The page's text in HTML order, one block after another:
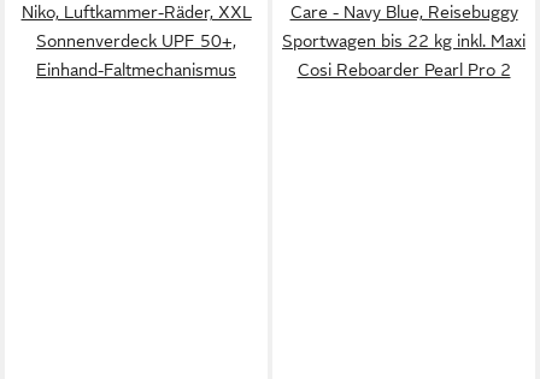
Niko, Luftkammer-Räder, XXL
Sonnenverdeck UPF 50+,
Einhand-Faltmechanismus
Care - Navy Blue, Reisebuggy
Sportwagen bis 22 kg inkl. Maxi
Cosi Reboarder Pearl Pro 2